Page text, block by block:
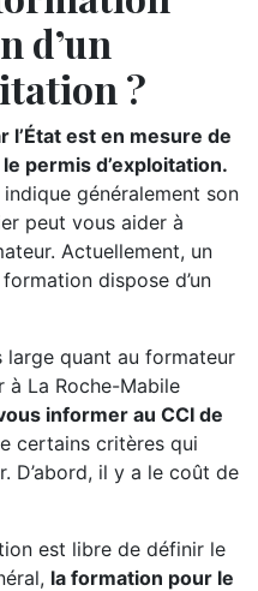
d’un
?
l’État est en mesure de
permis d’exploitation.
généralement son
peut vous aider à
Actuellement, un
dispose d’un
large quant au formateur
à La Roche-Mabile
informer au CCI de
certains critères qui
D’abord, il y a le coût de
est libre de définir le
la formation pour le